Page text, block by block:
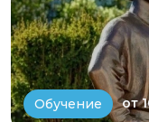
Обучение от